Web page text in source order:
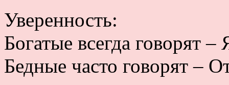
Уверенность:
Богатые всегда говорят –
Бедные часто говорят –